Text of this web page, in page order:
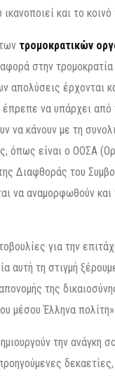
και το κοινό
τρομοκρατικών
στην
απολύσεις έρχονται
έπρεπε να υπάρχει
να κάνουν με τη
όπως είναι ο ΟΟΣΑ
Διαφθοράς του
να αναμορφωθούν
για την
αυτή τη στιγμή
της
μέσου Έλληνα πολίτη».
την